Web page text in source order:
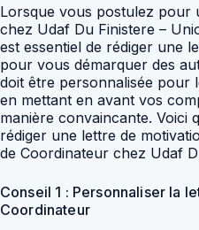
Lorsque vous postulez pour
chez Udaf Du Finistere –
est essentiel de rédiger une
pour vous démarquer des
doit être personnalisée pour
en mettant en avant vos
manière convaincante. Voici
rédiger une lettre de
de Coordinateur chez Udaf
Conseil 1 : Personnaliser la
Coordinateur